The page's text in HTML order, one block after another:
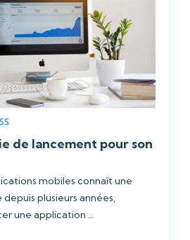
de lancement pour son
mobiles connaît une
plusieurs années,
une application ...